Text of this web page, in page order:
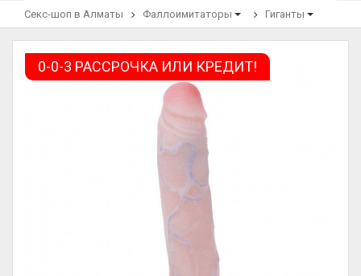
Секс-шоп в Алматы Фаллоимитаторы Гиганты
0-0-3 РАССРОЧКА ИЛИ КРЕДИТ!